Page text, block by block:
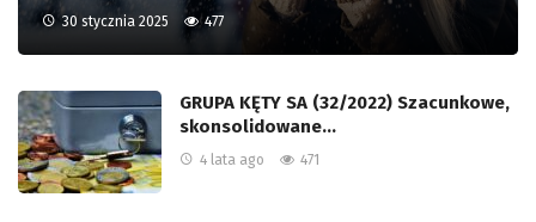
30 stycznia 2025 477
GRUPA KĘTY SA (32/2022) Szacunkowe,
skonsolidowane…
4 lata ago 471